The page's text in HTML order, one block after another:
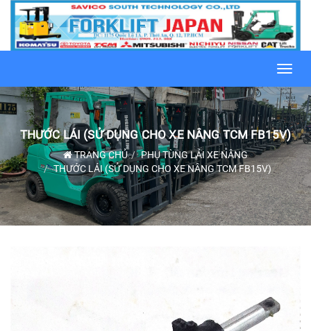
THƯỚC LÁI (SỬ DỤNG CHO XE NÂNG TCM FB15V)
TRANG CHỦ
PHỤ TÙNG LÁI XE NÂNG
THƯỚC LÁI (SỬ DỤNG CHO XE NÂNG TCM FB15V)